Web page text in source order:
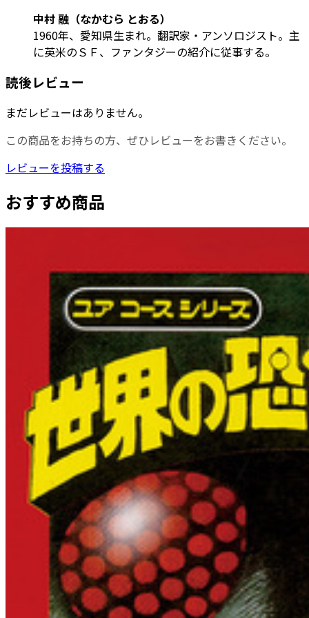
中村 融（なかむら とおる）
1960年、愛知県生まれ。翻訳家・アンソロジスト。主
に英米のＳＦ、ファンタジーの紹介に従事する。
読後レビュー
まだレビューはありません。
この商品をお持ちの方、ぜひレビューをお書きください。
レビューを投稿する
おすすめ商品